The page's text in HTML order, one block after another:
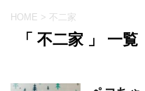
HOME > 不二家
「 不二家 」 一覧